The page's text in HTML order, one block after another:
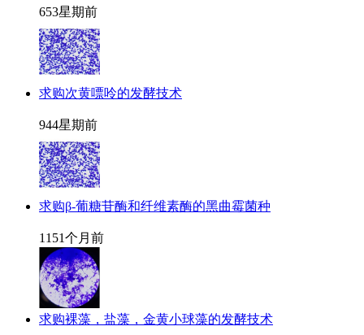
653星期前
求购次黄嘌呤的发酵技术
944星期前
求购β-葡糖苷酶和纤维素酶的黑曲霉菌种
1151个月前
求购裸藻，盐藻，金黄小球藻的发酵技术